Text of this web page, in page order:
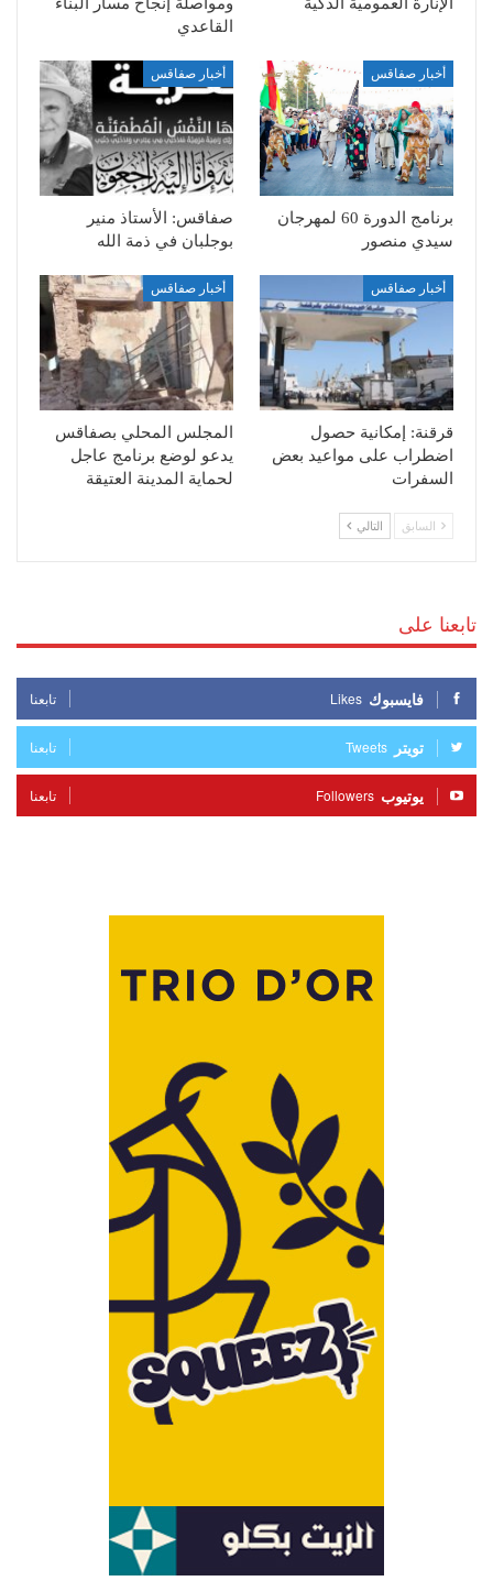
القاعدي
أخبار صفاقس
برنامج الدورة 60 لمهرجان
سيدي منصور
أخبار صفاقس
صفاقس: الأستاذ منير
بوجلبان في ذمة الله
أخبار صفاقس
قرقنة: إمكانية حصول
اضطراب على مواعيد بعض
السفرات
أخبار صفاقس
المجلس المحلي بصفاقس
يدعو لوضع برنامج عاجل
لحماية المدينة العتيقة
السابق التالي
تابعنا على
فايسبوك Likes تابعنا
تويتر Tweets تابعنا
يوتيوب Followers تابعنا